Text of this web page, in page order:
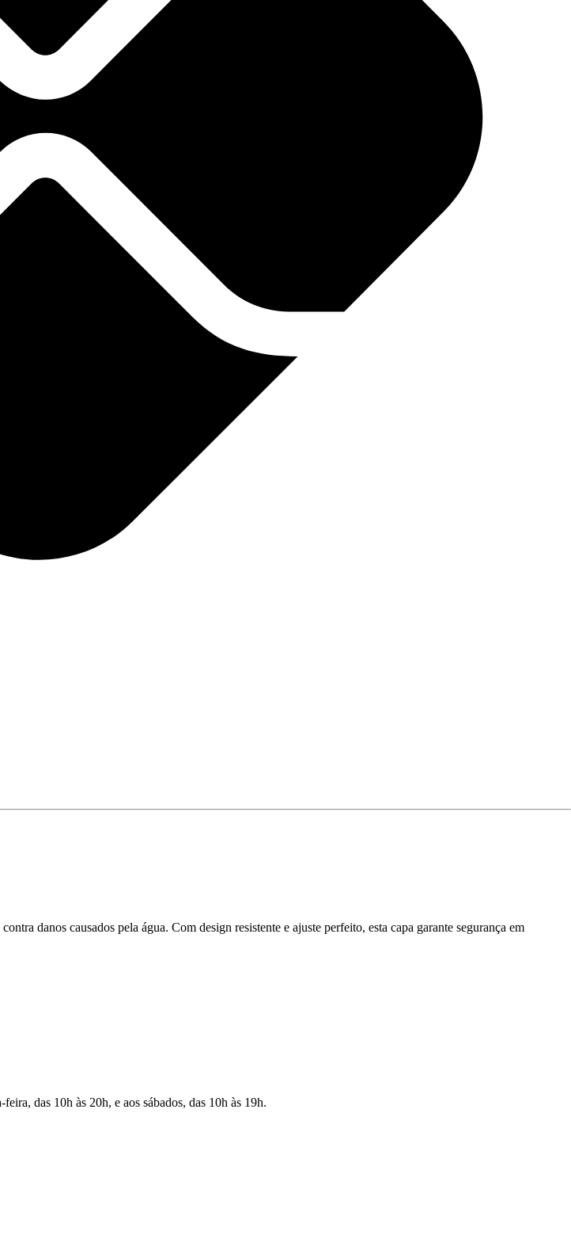
danos causados pela água. Com design resistente e ajuste perfeito, esta capa garante segurança em
das 10h às 20h, e aos sábados, das 10h às 19h.